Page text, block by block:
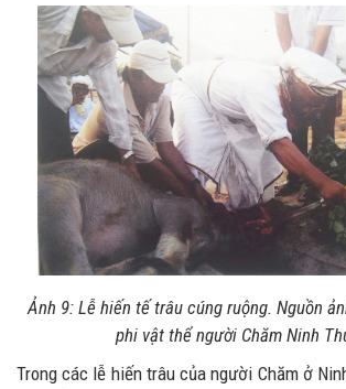
Ảnh 9: Lễ hiến tế trâu cúng ruộng. Nguồn
phi vật thể người Chăm Ninh
Trong các lễ hiến trâu của người Chăm ở